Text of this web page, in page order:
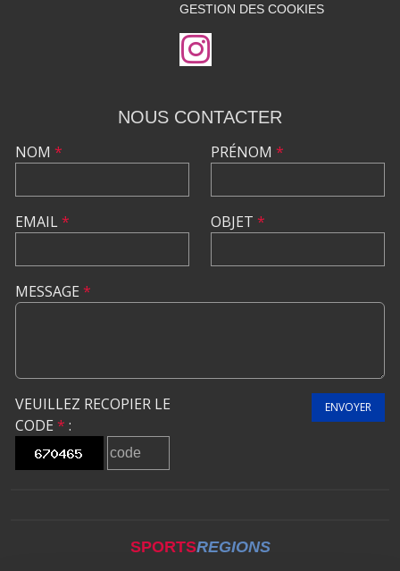
GESTION DES COOKIES
NOUS CONTACTER
NOM *
EMAIL*
PRÉNOM *
OBJET *
MESSAGE *
VEUILLEZ RECOPIER LE
CODE * :
ENVOYER
SPORTSREGIONS